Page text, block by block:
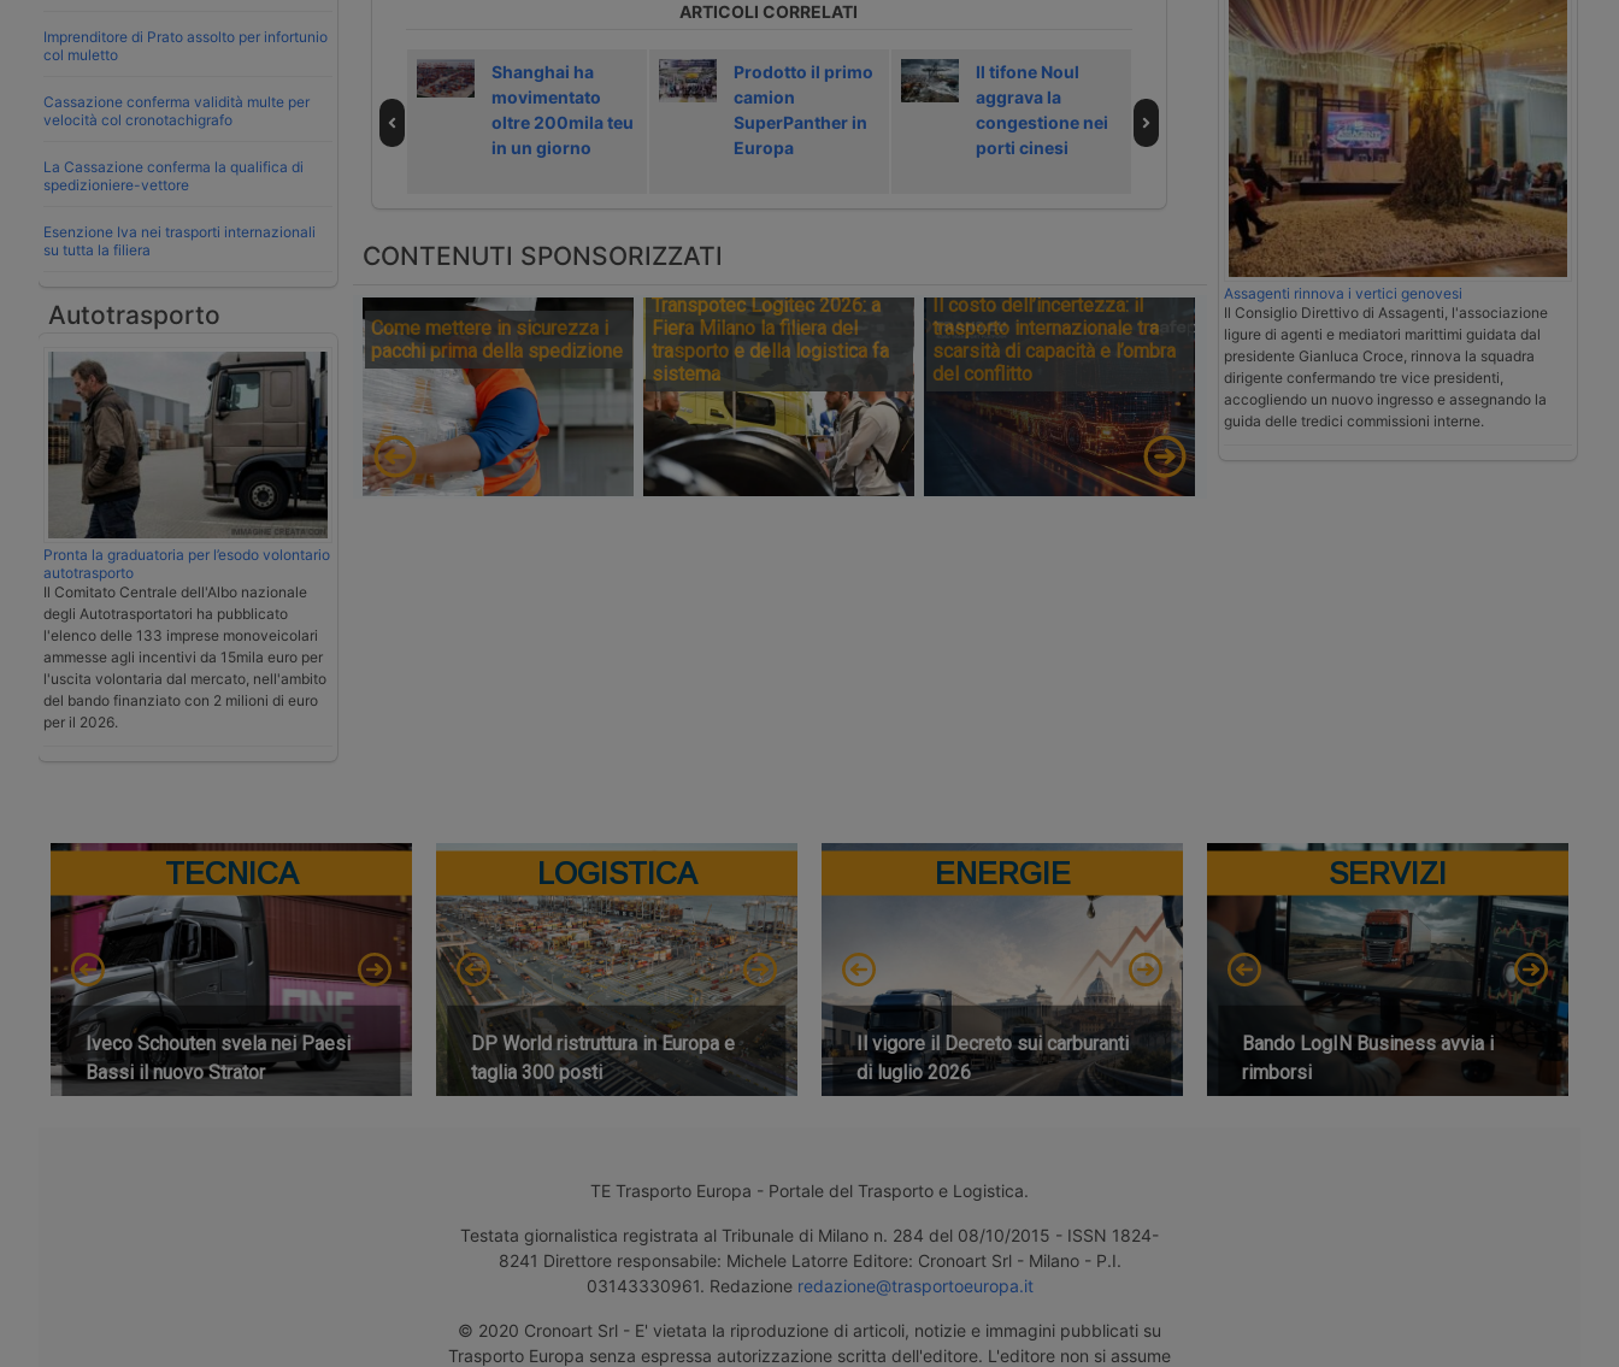
Imprenditore di Prato assolto per infortunio
col muletto
Cassazione conferma validità multe per
velocità col cronotachigrafo
La Cassazione conferma la qualifica di
spedizioniere-vettore
Esenzione Iva nei trasporti internazionali
su tutta la filiera
Autotrasporto
Pronta la graduatoria per l’esodo volontario
autotrasporto
Il Comitato Centrale dell'Albo nazionale
degli Autotrasportatori ha pubblicato
l'elenco delle 133 imprese monoveicolari
ammesse agli incentivi da 15mila euro per
l'uscita volontaria dal mercato, nell'ambito
del bando finanziato con 2 milioni di euro
per il 2026.
ARTICOLI CORRELATI
(parzialmente) il
blocco Usa con la
trasporto e dalla
Shanghai ha
movimentato
oltre 200mila teu
in un giorno
Prodotto il primo
camion
SuperPanther in
Europa
Il tifone Noul
aggrava la
congestione nei
porti cinesi
La Cina accelera
sulla logistica
globale
La Cina esporta
le auto anche in
container e
portarinfuse
CONTENUTI SPONSORIZZATI
Come mettere in sicurezza i
pacchi prima della spedizione
Transpotec Logitec 2026: a
Fiera Milano la filiera del
trasporto e della logistica fa
sistema
Il costo dell’incertezza: il
trasporto internazionale tra
scarsità di capacità e l’ombra
del conflitto
Assagenti rinnova i vertici genovesi
Il Consiglio Direttivo di Assagenti, l'associazione
ligure di agenti e mediatori marittimi guidata dal
presidente Gianluca Croce, rinnova la squadra
dirigente confermando tre vice presidenti,
accogliendo un nuovo ingresso e assegnando la
guida delle tredici commissioni interne.
TECNICA
Iveco Schouten svela nei Paesi
Bassi il nuovo Strator
LOGISTICA
DP World ristruttura in Europa e
taglia 300 posti
ENERGIE
Il vigore il Decreto sui carburanti
di luglio 2026
SERVIZI
Bando LogIN Business avvia i
rimborsi
TE Trasporto Europa - Portale del Trasporto e Logistica.
Testata giornalistica registrata al Tribunale di Milano n. 284 del 08/10/2015 - ISSN 1824-
8241 Direttore responsabile: Michele Latorre Editore: Cronoart Srl - Milano - P.I.
03143330961. Redazione redazione@trasportoeuropa.it
© 2020 Cronoart Srl - E' vietata la riproduzione di articoli, notizie e immagini pubblicati su
Trasporto Europa senza espressa autorizzazione scritta dell'editore. L'editore non si assume